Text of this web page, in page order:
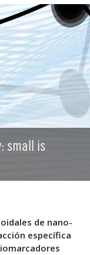
small is
de nano-
específica